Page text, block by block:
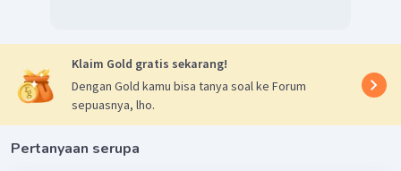
Klaim Gold gratis sekarang!
Dengan Gold kamu bisa tanya soal ke Forum
sepuasnya, lho.
Pertanyaan serupa